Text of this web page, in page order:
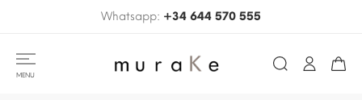
Whatsapp: +34 644 570 555
MENU